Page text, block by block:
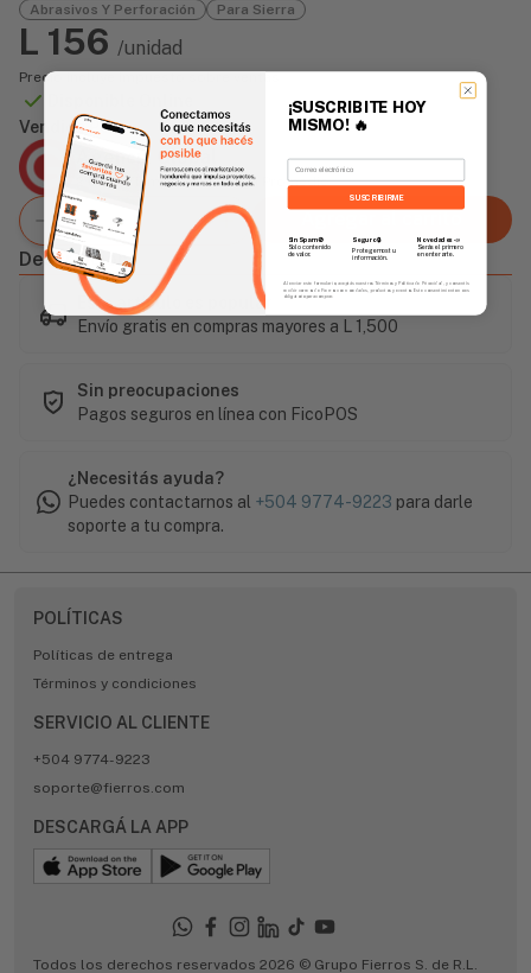
Abrasivos Y Perforación Para Sierra
L 156 /unidad
Precio incluye impuesto sobre ventas
Vendido Por:
Agencia Global
2 días - Tiempo de Entrega Promedio
Descripción
Este artículo es popular
Envío gratis en compras mayores a L 1,500
Sin preocupaciones
Pagos seguros en línea con FicoPOS
¿Necesitás ayuda?
Puedes contactarnos al +504 9774-9223 para darle
soporte a tu compra.
POLÍTICAS
Políticas de entrega
Términos y condiciones
SERVICIO AL CLIENTE
+504 9774-9223
soporte@fierros.com
DESCARGÁ LA APP
Todos los derechos reservados 2026 © Grupo Fierros S. de R.L.
¡SUSCRIBITE HOY
MISMO! 🔥
Email
SUSCRIBIRME
Sin Spam 🚫
Solo contenido
de valor.
Seguro 🔒
Protegemos tu
información.
Novedades 📣
Serás el primero
en enterarte.
Al enviar este formulario, aceptás nuestros Términos y Política de Privacidad, y consentís
recibir correos de Fierros con novedades, productos y eventos. Este consentimiento no es
obligatorio para comprar.